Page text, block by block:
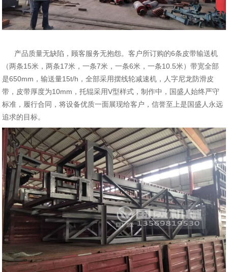
产品质量无缺陷，顾客服务无抱怨。客户所订购的6条皮带输送机
（两条15米，两条17米，一条7米，一条6米，一条10.5米）带宽全部
是650mm，输送量15t/h，全部采用摆线轮减速机，人字尼龙防滑皮
带，皮带厚度为10mm，托辊采用V型样式，制作中，国盛人始终严守
标准，履行合同，将设备优质一面展现给客户，信誉至上是国盛人永远
追求的目标。